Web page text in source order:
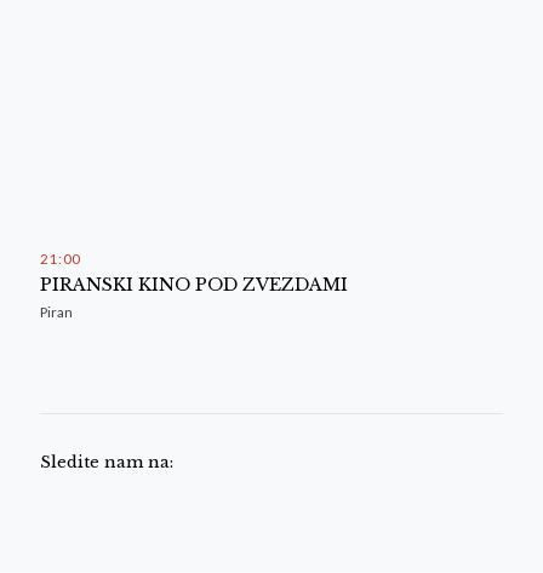
21 : 00
PIRANSKI KINO POD ZVEZDAMI
Piran
Sledite nam na: